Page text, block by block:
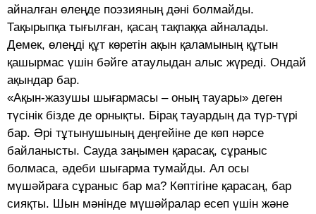
айналған өлеңде поэзияның дәні болмайды.
Тақырыпқа тығылған, қасаң тақпаққа айналады.
Демек, өлеңді құт көретін ақын қаламының құтын
қашырмас үшін бәйге атаулыдан алыс жүреді. Ондай
ақындар бар.
«Ақын-жазушы шығармасы – оның тауары» деген
түсінік бізде де орнықты. Бірақ тауардың да түр-түрі
бар. Әрі тұтынушының деңгейіне де көп нәрсе
байланысты. Сауда заңымен қарасақ, сұраныс
болмаса, әдеби шығарма тумайды. Ал осы
мүшәйраға сұраныс бар ма? Көптігіне қарасаң, бар
сияқты. Шын мәнінде мүшәйралар есеп үшін және